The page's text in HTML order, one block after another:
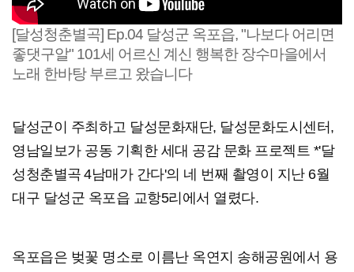
[달성청춘별곡] Ep.04 달성군 옥포읍, "나보다 어리면
좋댓구알" 101세 어르신 계신 행복한 장수마을에서
노래 한바탕 부르고 왔습니다
달성군이 주최하고 달성문화재단, 달성문화도시센터,
영남일보가 공동 기획한 세대 공감 문화 프로젝트 *'달
성청춘별곡 4남매가 간다'의 네 번째 촬영이 지난 6월
대구 달성군 옥포읍 교항5리에서 열렸다.
옥포읍은 벚꽃 명소로 이름난 옥연지 송해공원에서 용